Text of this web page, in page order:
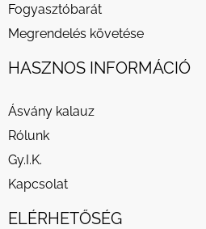
Fogyasztóbarát
Megrendelés követése
HASZNOS INFORMÁCIÓ
Ásvány kalauz
Rólunk
Gy.I.K.
Kapcsolat
ELÉRHETŐSÉG